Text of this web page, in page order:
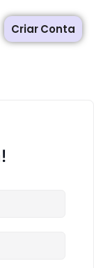
Criar Conta